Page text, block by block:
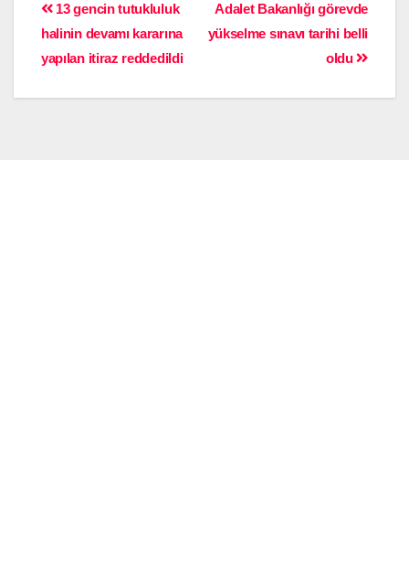
Adalet Bakanlığı görevde
yükselme sınavı tarihi belli
oldu
13 gencin tutukluluk
halinin devamı kararına
yapılan itiraz reddedildi